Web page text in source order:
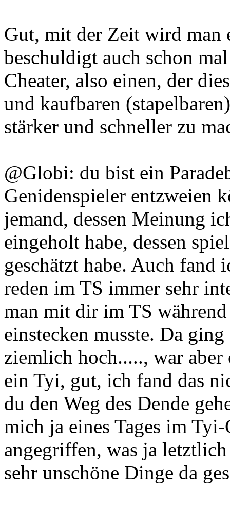
Gut, mit der Zeit wird man
beschuldigt auch schon
Cheater, also einen, der
und kaufbaren
stärker und schneller zu
@Globi: du bist ein
Genidenspieler entzweien
jemand, dessen Meinung
eingeholt habe, dessen
geschätzt habe. Auch fand
reden im TS immer sehr
man mit dir im TS
einstecken musste. Da
ziemlich hoch....., war
ein Tyi, gut, ich fand das
du den Weg des Dende
mich ja eines Tages im
angegriffen, was ja
sehr unschöne Dinge da